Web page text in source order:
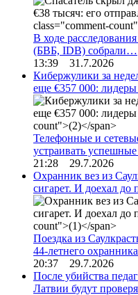
В ходе
(БВБ, IDB) собрали…
13:39 31.7.2026
Кибержулики за
еще €357 000: лидеры
Телефонные и
устраивать
21:28 29.7.2026
Охранник вез из
сигарет. И доехал до
Поездка из
44-летнего
20:37 29.7.2026
После убийства
Латвии будут